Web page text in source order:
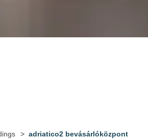
> adriatico2 bevásárlóközpont